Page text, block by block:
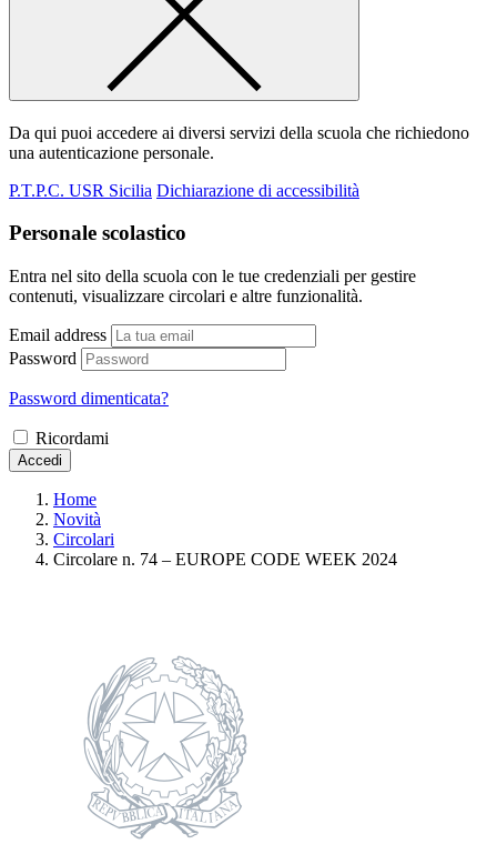
Da qui puoi accedere ai diversi servizi della scuola che richiedono
una autenticazione personale.
P.T.P.C. USR Sicilia Dichiarazione di accessibilità
Personale scolastico
Entra nel sito della scuola con le tue credenziali per gestire
contenuti, visualizzare circolari e altre funzionalità.
Email address
Password
Password dimenticata?
Ricordami
Accedi
Home
Novità
Circolari
Circolare n. 74 – EUROPE CODE WEEK 2024